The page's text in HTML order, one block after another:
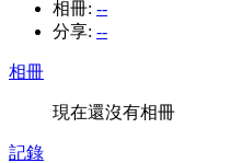
相冊: --
分享: --
相冊
現在還沒有相冊
記錄